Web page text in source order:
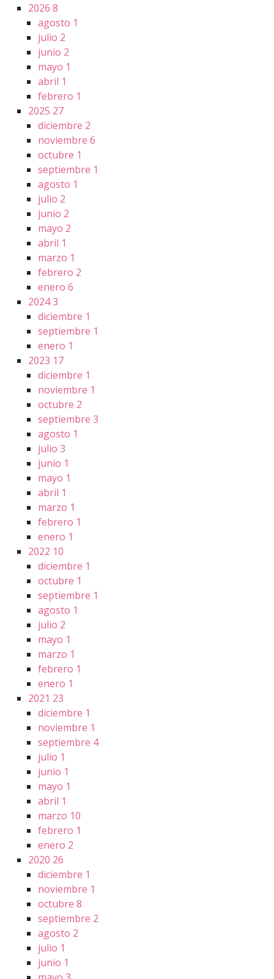
2026 8
agosto 1
julio 2
junio 2
mayo 1
abril 1
febrero 1
2025 27
diciembre 2
noviembre 6
octubre 1
septiembre 1
agosto 1
julio 2
junio 2
mayo 2
abril 1
marzo 1
febrero 2
enero 6
20243
diciembre 1
septiembre 1
enero 1
2023 17
diciembre 1
noviembre 1
octubre 2
septiembre 3
agosto 1
julio 3
junio 1
mayo 1
abril 1
marzo 1
febrero 1
enero 1
2022 10
diciembre 1
octubre 1
septiembre 1
agosto 1
julio 2
mayo 1
marzo 1
febrero 1
enero 1
2021 23
diciembre 1
noviembre 1
septiembre 4
julio 1
junio 1
mayo 1
abril 1
marzo 10
febrero 1
enero 2
2020 26
diciembre 1
noviembre 1
octubre 8
septiembre 2
agosto 2
julio 1
junio 1